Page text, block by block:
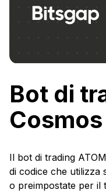
Bot di
Il bot di trading
di codice che utilizza
o preimpostate per il